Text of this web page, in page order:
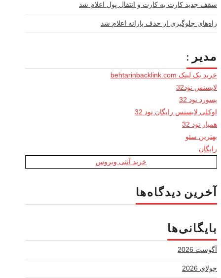
سقف جدید کارت به کارت و انتقال پول اعلام شد
راه‌های جلوگیری از حذف یارانه اعلام شد
مدیر :
خرید بک لینک behtarinbacklink.com
لایسنس نود32
پسورد نود 32
اوکلی لایسنس رایگان نود 32
همیار نود 32
بهترین سئو
رایگان
خرید آنتی ویروس
آخرین دیدگاه‌ها
بایگانی‌ها
آگوست 2026
جولای 2026